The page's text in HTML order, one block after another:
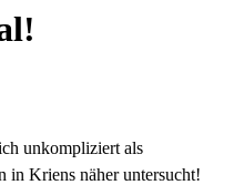
unkompliziert als
in Kriens näher untersucht!